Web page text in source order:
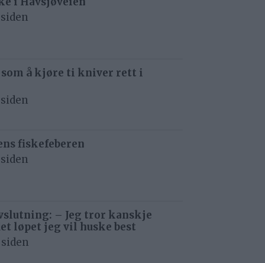
som å kjøre ti kniver rett i
fiskefeberen
– Jeg tror kanskje
løpet jeg vil huske best